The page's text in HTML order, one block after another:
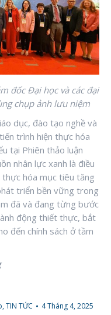
đốc Đại học và các đại
chụp ảnh lưu niệm
dục, đào tạo nghề và
trình hiện thực hóa
tại Phiên thảo luận
nhân lực xanh là điều
thực hóa mục tiêu tăng
triển bền vững trong
đã và đang từng bước
động thiết thực, bắt
đến chính sách ở tầm
,TIN TỨC 4 Tháng 4, 2025